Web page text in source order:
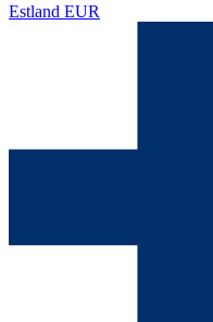
Estland EUR